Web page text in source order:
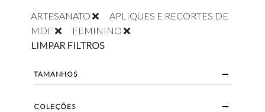
ARTESANATO
APLIQUES E RECORTES DE
MDF
FEMININO
LIMPAR FILTROS
TAMANHOS
COLEÇÕES